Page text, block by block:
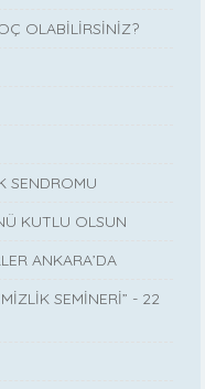
OLABİLİRSİNİZ?
SENDROMU
KUTLU OLSUN
ANKARA’DA
SEMİNERİ” - 22